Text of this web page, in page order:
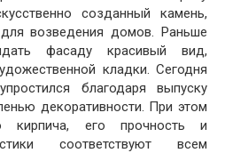
созданный камень,
возведения домов. Раньше
фасаду красивый вид,
кладки. Сегодня
благодаря выпуску
декоративности. При этом
кирпича, его прочность и
соответствуют всем